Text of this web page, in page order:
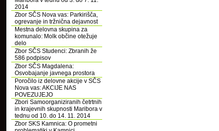
2014
Zbor SČS Nova vas: Parkirišča,
ogrevanje in tržnična dejavnost
Mestna delovna skupina za
komunalo: Molk občine otežuje
delo
Zbor SČS Studenci: Zbranih že
586 podpisov
Zbor SČS Magdalena:
Osvobajanje javnega prostora
Poročilo iz delovne akcije v SČS
Nova vas: AKCIJE NAS
POVEZUJEJO
Zbori Samoorganiziranih četrtnih
in krajevnih skupnosti Maribora v
tednu od 10. do 14. 11. 2014
Zbor SKS Kamnica: O prometni